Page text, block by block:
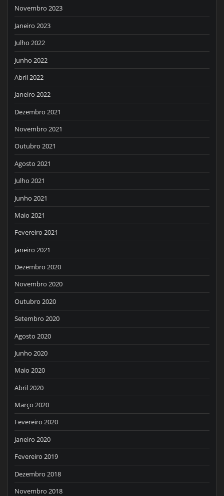
Novembro 2023
Janeiro 2023
Julho 2022
Junho 2022
Abril 2022
Janeiro 2022
Dezembro 2021
Novembro 2021
Outubro 2021
Agosto 2021
Julho 2021
Junho 2021
Maio 2021
Fevereiro 2021
Janeiro 2021
Dezembro 2020
Novembro 2020
Outubro 2020
Setembro 2020
Agosto 2020
Junho 2020
Maio 2020
Abril 2020
Março 2020
Fevereiro 2020
Janeiro 2020
Fevereiro 2019
Dezembro 2018
Novembro 2018